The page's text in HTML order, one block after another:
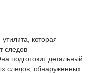
которая
следов
подготовит детальный
следов, обнаруженных